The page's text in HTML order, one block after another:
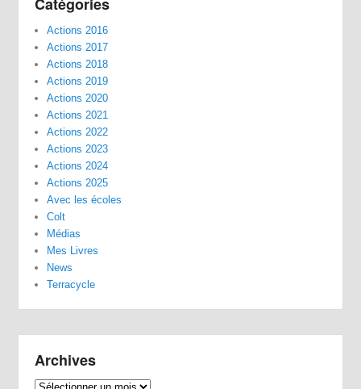
Actions 2016
Actions 2017
Actions 2018
Actions 2019
Actions 2020
Actions 2021
Actions 2022
Actions 2023
Actions 2024
Actions 2025
Avec les écoles
Colt
Médias
Mes Livres
News
Terracycle
Archives
Archives